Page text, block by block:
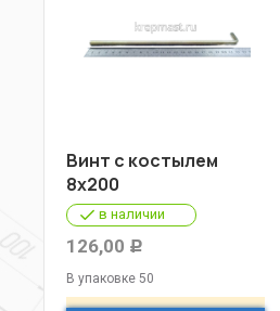
Винт с костылем
8х200
в наличии
126,00 Р
В упаковке 50